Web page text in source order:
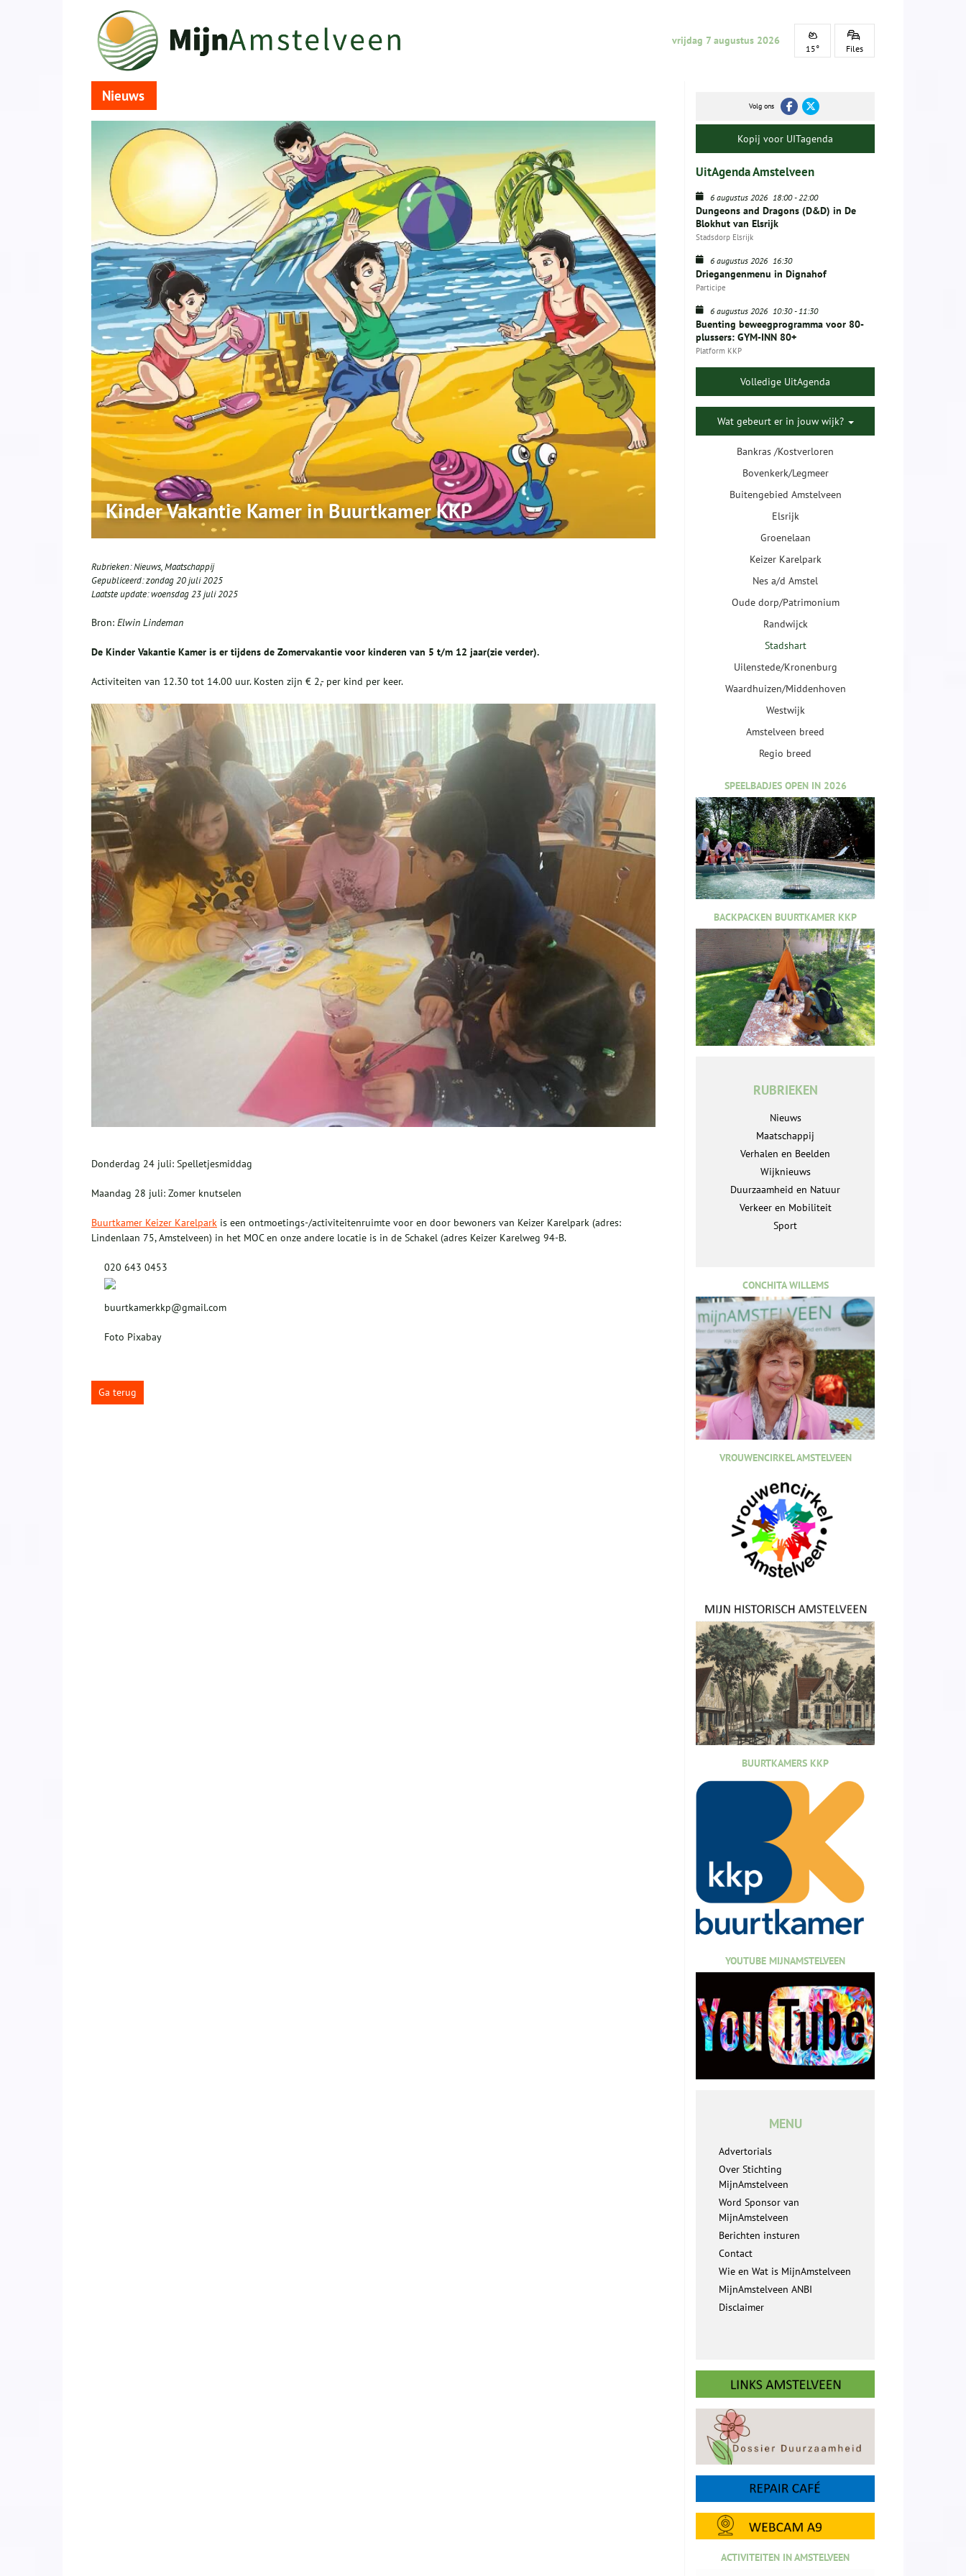
vrijdag 7 augustus 2026
15° Files
Nieuws
Kinder Vakantie Kamer in Buurtkamer KKP
Rubrieken:Nieuws,Maatschappij
Gepubliceerd:zondag 20 juli 2025
Laatste update:woensdag 23 juli 2025
Bron: Elwin Lindeman
De Kinder Vakantie Kamer is er tijdens de Zomervakantie voor kinderen van 5 t/m 12 jaar(zie verder).
Activiteiten van 12.30 tot 14.00 uur. Kosten zijn € 2,- per kind per keer.
Donderdag 24 juli: Spelletjesmiddag
Maandag 28 juli: Zomer knutselen
Buurtkamer Keizer Karelpark is een ontmoetings-/activiteitenruimte voor en door bewoners van Keizer Karelpark (adres:
Lindenlaan 75, Amstelveen) in het MOC en onze andere locatie is in de Schakel (adres Keizer Karelweg 94-B.
020 643 0453
buurtkamerkkp@gmail.com
Foto Pixabay
Ga terug
Volg ons
Kopij voor UITagenda
UitAgenda Amstelveen
6 augustus 2026 18:00-22:00
Dungeons and Dragons (D&D) in De
Blokhut van Elsrijk
Stadsdorp Elsrijk
6 augustus 2026 16:30
Driegangenmenu in Dignahof
Participe
6 augustus 2026 10:30-11:30
Buenting beweegprogramma voor 80-
plussers: GYM-INN 80+
Platform KKP
Volledige UitAgenda
Wat gebeurt er in jouw wijk?
Bankras /Kostverloren
Bovenkerk/Legmeer
Buitengebied Amstelveen
Elsrijk
Groenelaan
Keizer Karelpark
Nes a/d Amstel
Oude dorp/Patrimonium
Randwijck
Stadshart
Uilenstede/Kronenburg
Waardhuizen/Middenhoven
Westwijk
Amstelveen breed
Regio breed
SPEELBADJES OPEN IN 2026
BACKPACKEN BUURTKAMER KKP
RUBRIEKEN
Nieuws
Maatschappij
Verhalen en Beelden
Wijknieuws
Duurzaamheid en Natuur
Verkeer en Mobiliteit
Sport
CONCHITA WILLEMS
VROUWENCIRKEL AMSTELVEEN
BUURTKAMERS KKP
YOUTUBE MIJNAMSTELVEEN
MENU
Advertorials
Over Stichting
MijnAmstelveen
Word Sponsor van
MijnAmstelveen
Berichten insturen
Contact
Wie en Wat is MijnAmstelveen
MijnAmstelveen ANBI
Disclaimer
ACTIVITEITEN IN AMSTELVEEN